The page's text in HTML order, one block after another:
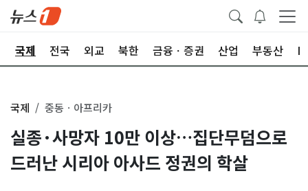
국제 전국 외교 북한 금융ㆍ증권 산업 부동산
국제 중동ㆍ아프리카
실종·사망자 10만 이상…집단무덤으로
드러난 시리아 아사드 정권의 학살